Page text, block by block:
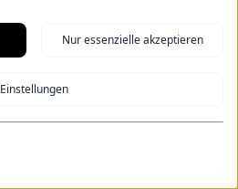
Nur essenzielle akzeptieren
Einstellungen